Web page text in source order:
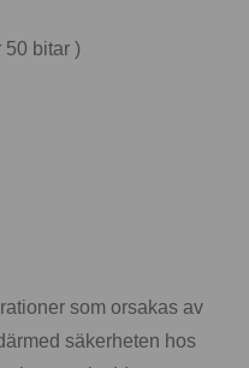
50 bitar )
som orsakas av
säkerheten hos